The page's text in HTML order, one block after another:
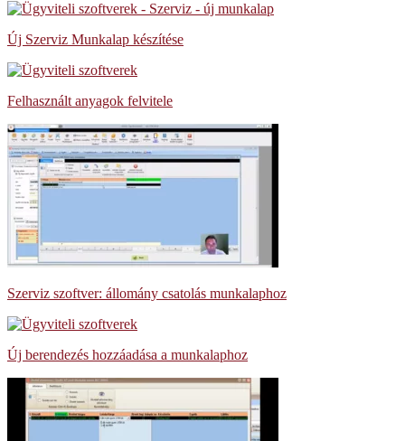
Új Szerviz Munkalap készítése
Felhasznált anyagok felvitele
Szerviz szoftver: állomány csatolás munkalaphoz
Új berendezés hozzáadása a munkalaphoz